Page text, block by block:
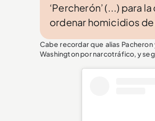
‘Percherón’ (...) para
ordenar homicidios de
Cabe recordar que alias
Washington por narcotráfico, y